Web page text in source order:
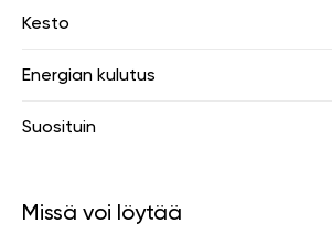
Kesto
Energian kulutus
Suosituin
Missä voi löytää